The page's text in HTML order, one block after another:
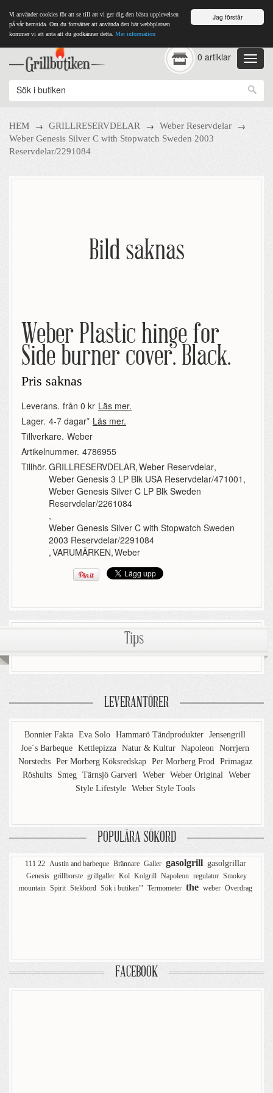
Jag förstår
Vi använder cookies för att se till att vi ger dig den bästa upplevelsen
på vår hemsida. Om du fortsätter att använda den här webbplatsen
kommer vi att anta att du godkänner detta. Mer information
0 artiklar
HEM → GRILLRESERVDELAR → Weber Reservdelar →
Weber Genesis Silver C with Stopwatch Sweden 2003
Reservdelar/2291084
Bild saknas
Weber Plastic hinge for
Side burner cover. Black.
Pris saknas
Leverans. från 0 kr Läs mer.
Lager. 4-7 dagar* Läs mer.
Tillverkare. Weber
Artikelnummer. 4786955
Tillhör. GRILLRESERVDELAR,Weber Reservdelar,
Weber Genesis 3 LP Blk USA Reservdelar/471001 ,
Weber Genesis Silver C LP Blk Sweden
Reservdelar/2261084
,
Weber Genesis Silver C with Stopwatch Sweden
2003 Reservdelar/2291084
,VARUMÄRKEN,Weber
Tips
LEVERANTÖRER
Bonnier Fakta Eva Solo Hammarö Tändprodukter Jensengrill
Joe´s Barbeque Kettlepizza Natur & Kultur Napoleon Norrjern
Norstedts Per Morberg Köksredskap Per Morberg Prod Primagaz
Röshults
Smeg Tärnsjö Garveri Weber Weber Original Weber
Style Lifestyle Weber Style Tools
POPULÄRA SÖKORD
111 22 Austin and barbeque Brännare Galler gasolgrill gasolgrillar
Genesis grillborste grillgaller Kol Kolgrill Napoleon regulator Smokey
mountain Spirit Stekbord Sök i butiken'" Termometer the weber Överdrag
FACEBOOK